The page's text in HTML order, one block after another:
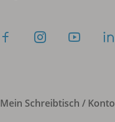
Mein Schreibtisch / Konto